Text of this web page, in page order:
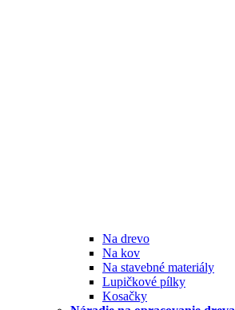
Na drevo
Na kov
Na stavebné materiály
Lupičkové pílky
Kosačky